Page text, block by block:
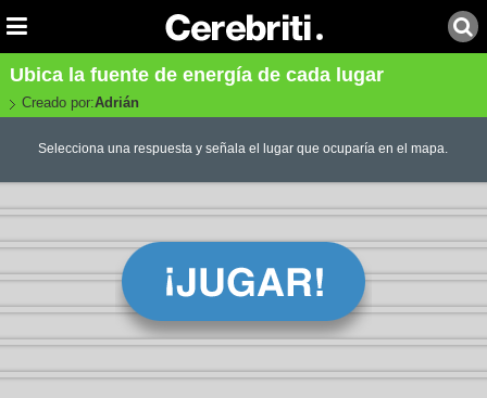
Ubica la fuente de energía de cada lugar
Creado por:Adrián
Selecciona una respuesta y señala el lugar que ocuparía en el mapa.